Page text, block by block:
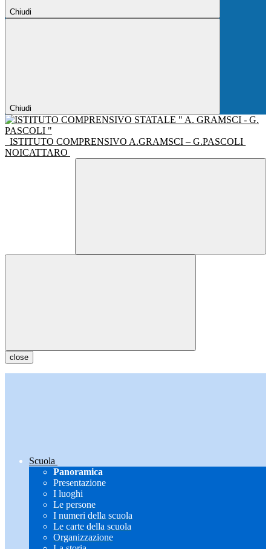
Chiudi
Chiudi
ISTITUTO COMPRENSIVO A.GRAMSCI – G.PASCOLI
NOICATTARO
close
Scuola
Panoramica
Presentazione
I luoghi
Le persone
I numeri della scuola
Le carte della scuola
Organizzazione